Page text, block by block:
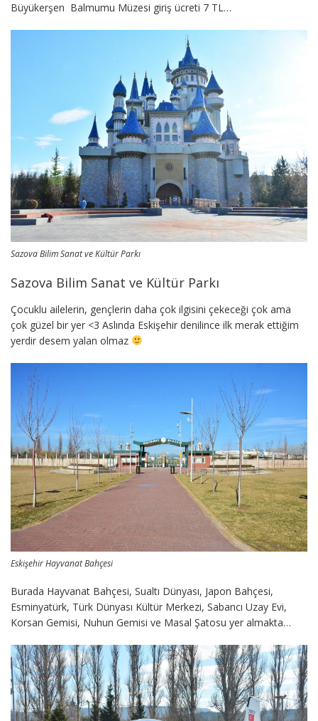
Büyükerşen Balmumu Müzesi giriş ücreti 7 TL…
Sazova Bilim Sanat ve Kültür Parkı
Sazova Bilim Sanat ve Kültür Parkı
Çocuklu ailelerin, gençlerin daha çok ilgisini çekeceği çok ama
çok güzel bir yer <3 Aslında Eskişehir denilince ilk merak ettiğim
yerdir desem yalan olmaz
Eskişehir Hayvanat Bahçesi
Burada Hayvanat Bahçesi, Sualtı Dünyası, Japon Bahçesi,
Esminyatürk, Türk Dünyası Kültür Merkezi, Sabancı Uzay Evi,
Korsan Gemisi, Nuhun Gemisi ve Masal Şatosu yer almakta…